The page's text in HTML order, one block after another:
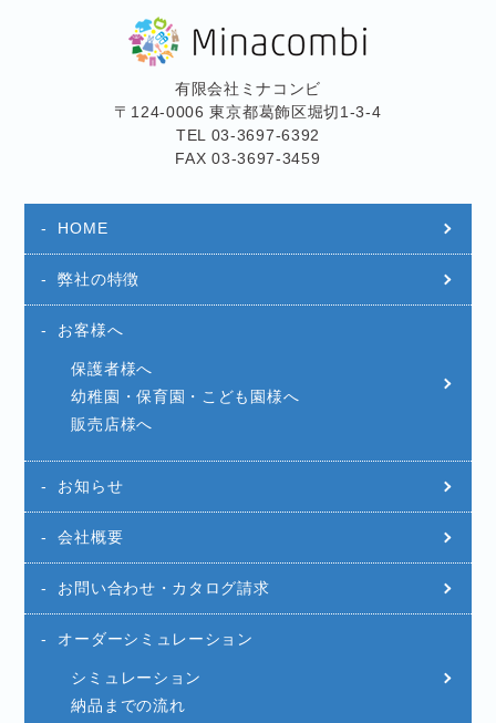
有限会社ミナコンビ
〒124-0006 東京都葛飾区堀切1-3-4
TEL 03-3697-6392
FAX 03-3697-3459
HOME
弊社の特徴
お客様へ
保護者様へ
幼稚園・保育園・こども園様へ
販売店様へ
お知らせ
会社概要
お問い合わせ・カタログ請求
オーダーシミュレーション
シミュレーション
納品までの流れ